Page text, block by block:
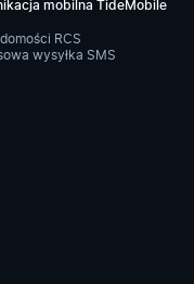
mobilna TideMobile
RCS
wysyłka SMS